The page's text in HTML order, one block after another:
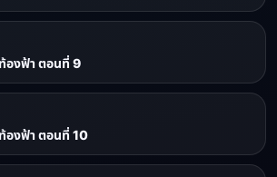
องฟ้า ตอนที่ 9
องฟ้า ตอนที่ 10